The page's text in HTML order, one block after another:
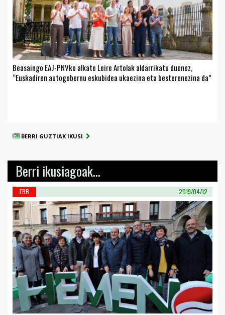
Beasaingo EAJ-PNVko alkate Leire Artolak aldarrikatu duenez,
“Euskadiren autogobernu eskubidea ukaezina eta besterenezina da”
BERRI GUZTIAK IKUSI
Berri ikusiagoak...
EBB 2019/04/12